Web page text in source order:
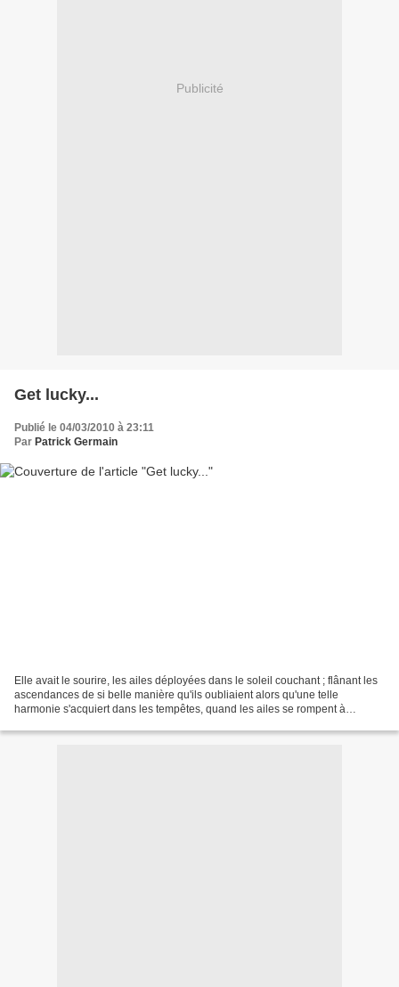
Publicité
Get lucky...
Publié le 04/03/2010 à 23:11
Par Patrick Germain
Elle avait le sourire, les ailes déployées dans le soleil couchant ; flânant les
ascendances de si belle manière qu'ils oubliaient alors qu'une telle
harmonie s'acquiert dans les tempêtes, quand les ailes se rompent à